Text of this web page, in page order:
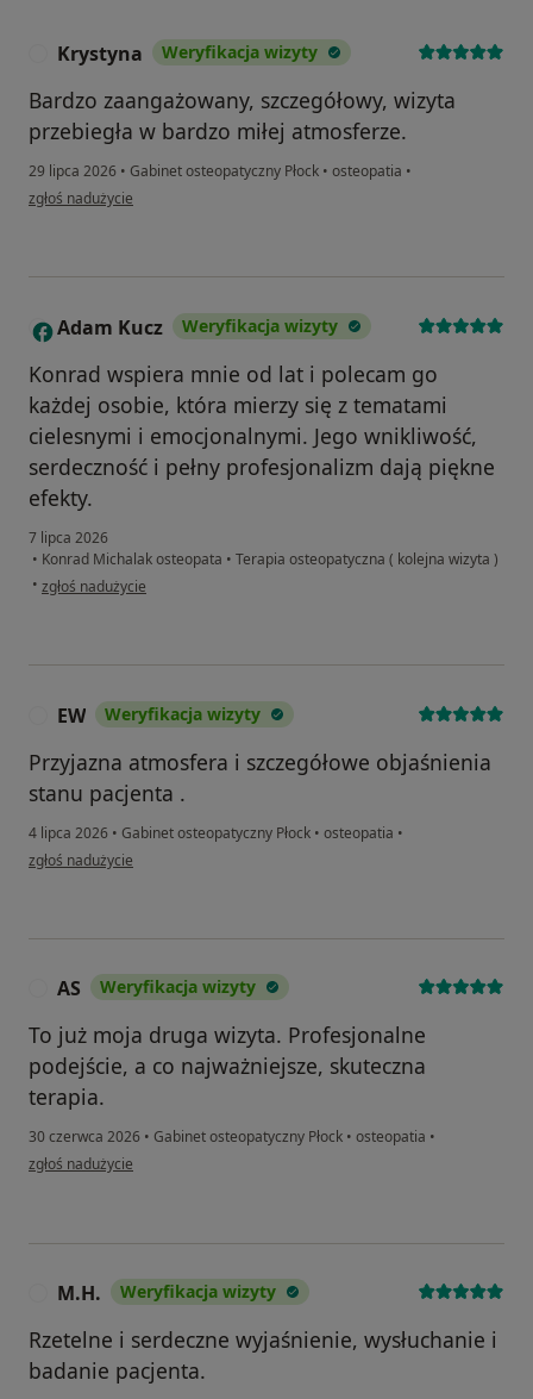
Krystyna Weryfikacja wizyty
Bardzo zaangażowany, szczegółowy, wizyta
przebiegła w bardzo miłej atmosferze.
29 lipca 2026 • Gabinet osteopatyczny Płock • osteopatia •
w opinii użytkownika Krystyna
zgłoś nadużycie
A Adam Kucz Weryfikacja wizyty
Konrad wspiera mnie od lat i polecam go
każdej osobie, która mierzy się z tematami
cielesnymi i emocjonalnymi. Jego wnikliwość,
serdeczność i pełny profesjonalizm dają piękne
efekty.
7 lipca 2026
• Konrad Michalak osteopata • Terapia osteopatyczna ( kolejna wizyta )
• w opinii użytkownika Adam Kucz
zgłoś nadużycie
EW Weryfikacja wizyty
Przyjazna atmosfera i szczegółowe objaśnienia
stanu pacjenta .
4 lipca 2026 • Gabinet osteopatyczny Płock • osteopatia •
w opinii użytkownika EW
zgłoś nadużycie
AS Weryfikacja wizyty
To już moja druga wizyta. Profesjonalne
podejście, a co najważniejsze, skuteczna
terapia.
30 czerwca 2026 • Gabinet osteopatyczny Płock • osteopatia •
w opinii użytkownika AS
zgłoś nadużycie
M.H. Weryfikacja wizyty
Rzetelne i serdeczne wyjaśnienie, wysłuchanie i
badanie pacjenta.